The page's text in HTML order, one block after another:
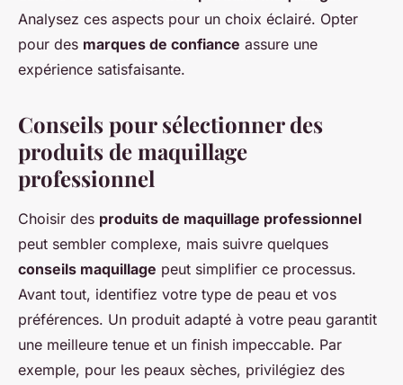
Analysez ces aspects pour un choix éclairé. Opter
pour des marques de confiance assure une
expérience satisfaisante.
Conseils pour sélectionner des
produits de maquillage
professionnel
Choisir des produits de maquillage professionnel
peut sembler complexe, mais suivre quelques
conseils maquillage peut simplifier ce processus.
Avant tout, identifiez votre type de peau et vos
préférences. Un produit adapté à votre peau garantit
une meilleure tenue et un finish impeccable. Par
exemple, pour les peaux sèches, privilégiez des